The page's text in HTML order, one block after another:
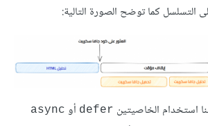
كما توضح الصورة التالية:
استخدام الخاصيتين defer أو async